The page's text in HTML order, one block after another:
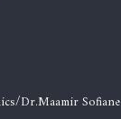
Dr.Maamir Sofiane